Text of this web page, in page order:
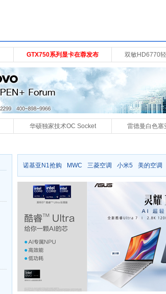
GTX750系列显卡在蓉发布 双敏HD6770
华硕独家技术OC Socket 雷德曼白色塞
诺基亚N1抢购 MWC 三菱空调 小米5 美的空调